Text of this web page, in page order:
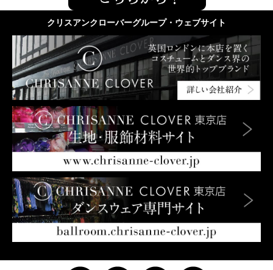
クリスアンクローバーグループ・ウェブサイト